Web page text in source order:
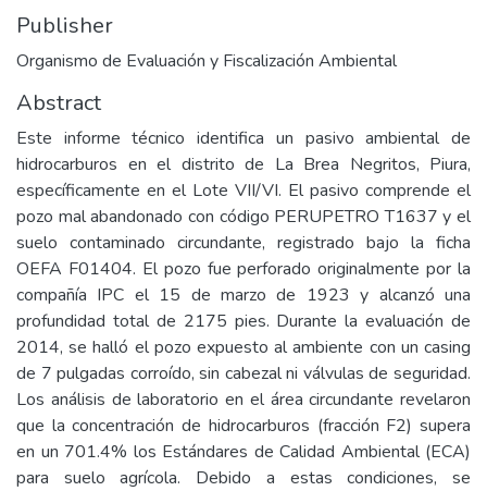
Publisher
Organismo de Evaluación y Fiscalización Ambiental
Abstract
Este informe técnico identifica un pasivo ambiental de
hidrocarburos en el distrito de La Brea Negritos, Piura,
específicamente en el Lote VII/VI. El pasivo comprende el
pozo mal abandonado con código PERUPETRO T1637 y el
suelo contaminado circundante, registrado bajo la ficha
OEFA F01404. El pozo fue perforado originalmente por la
compañía IPC el 15 de marzo de 1923 y alcanzó una
profundidad total de 2175 pies. Durante la evaluación de
2014, se halló el pozo expuesto al ambiente con un casing
de 7 pulgadas corroído, sin cabezal ni válvulas de seguridad.
Los análisis de laboratorio en el área circundante revelaron
que la concentración de hidrocarburos (fracción F2) supera
en un 701.4% los Estándares de Calidad Ambiental (ECA)
para suelo agrícola. Debido a estas condiciones, se